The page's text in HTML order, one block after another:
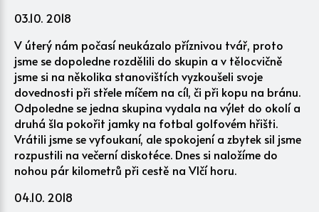
03.10. 2018
V úterý nám počasí neukázalo příznivou tvář, proto
jsme se dopoledne rozdělili do skupin a v tělocvičně
jsme si na několika stanovištích vyzkoušeli svoje
dovednosti při střele míčem na cíl, či při kopu na bránu.
Odpoledne se jedna skupina vydala na výlet do okolí a
druhá šla pokořit jamky na fotbal golfovém hřišti.
Vrátili jsme se vyfoukaní, ale spokojení a zbytek sil jsme
rozpustili na večerní diskotéce. Dnes si naložíme do
nohou pár kilometrů při cestě na Vlčí horu.
04.10. 2018